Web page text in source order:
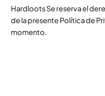
Hardloots Se reserva el
de la presente Política de
momento.